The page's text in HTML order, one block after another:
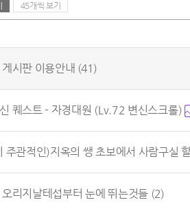
45개씩 보기
게시판 이용안내 (41)
퀘스트 - 자경대원 (Lv.72 변신스크롤)
주관적인)지옥의 쌩 초보에서 사람구실
리지날테섭부터 눈에 뛰는것들 (2)